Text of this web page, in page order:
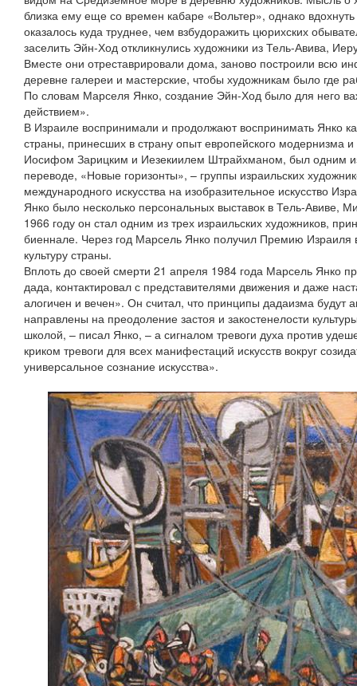
близка ему еще со времен кабаре «Вольтер», однако
оказалось куда труднее, чем взбудоражить цюрихских
заселить Эйн-Ход откликнулись художники из Тель-Авива,
Вместе они отреставрировали дома, заново построили всю
деревне галереи и мастерские, чтобы художникам было где
По словам Марселя Янко, создание Эйн-Ход было для него
действием».
В Израиле воспринимали и продолжают воспринимать Янко
страны, принесших в страну опыт европейского модернизма
Иосифом Зарицким и Иезекиилем Штрайхманом, был одним
переводе, «Новые горизонты», – группы израильских
международного искусства на изобразительное искусство
Янко было несколько персональных выставок в Тель-Авиве,
1966 году он стал одним из трех израильских художников,
биеннале. Через год Марсель Янко получил Премию Израиля
культуру страны.
Вплоть до своей смерти 21 апреля 1984 года Марсель Янко
дада, контактировал с представителями движения и даже
алогичен и вечен». Он считал, что принципы дадаизма будут
направлены на преодоление застоя и закостенелости
школой, – писал Янко, – а сигналом тревоги духа против
криком тревоги для всех манифестаций искусств вокруг
универсальное сознание искусства».